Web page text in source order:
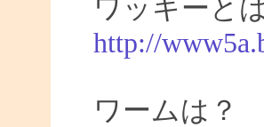
ワッキーと
http://
ワームは